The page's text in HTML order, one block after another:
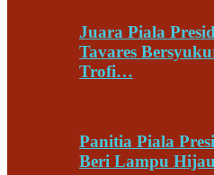
Juara Piala
Tavares
Trofi…
Panitia Piala
Beri Lampu